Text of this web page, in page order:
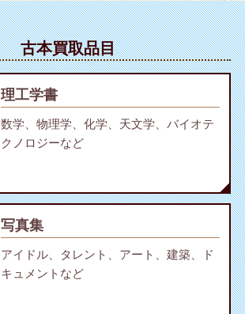
古本買取品目
理工学書
数学、物理学、化学、天文学、バイオテ
クノロジーなど
写真集
アイドル、タレント、アート、建築、ド
キュメントなど